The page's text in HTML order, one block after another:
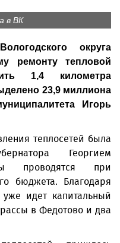
в ВК
округа
ремонту тепловой
1,4 километра
23,9 миллиона
Игорь
теплосетей была
Георгием
проводятся при
бюджета. Благодаря
идет капитальный
в Федотово и два